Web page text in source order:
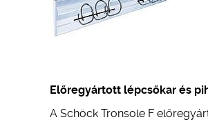
Előregyártott lépcsőkar és
A Schöck Tronsole F